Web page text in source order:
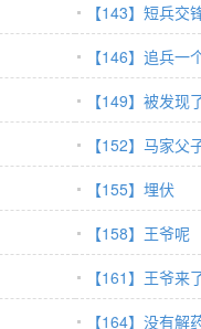
【143】短兵交
【146】追兵一
【149】被发现
【152】马家父
【155】埋伏
【158】王爷呢
【161】王爷来
【164】没有解